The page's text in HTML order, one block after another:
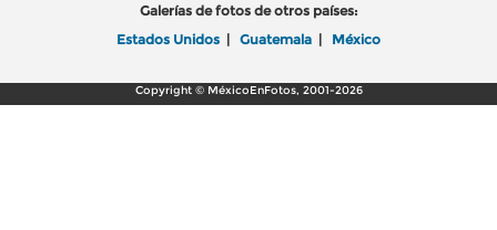
Galerías de fotos de otros países:
Estados Unidos | Guatemala | México
Copyright © MéxicoEnFotos, 2001-2026